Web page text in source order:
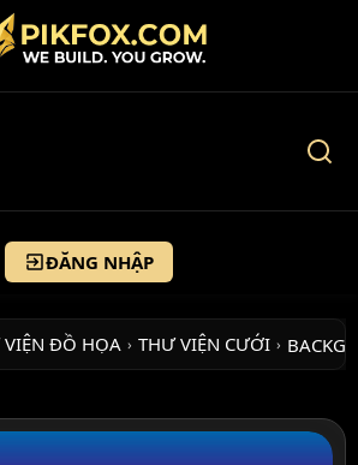
ĐĂNG NHẬP
VIỆN ĐỒ HỌA › THƯ VIỆN CƯỚI ›